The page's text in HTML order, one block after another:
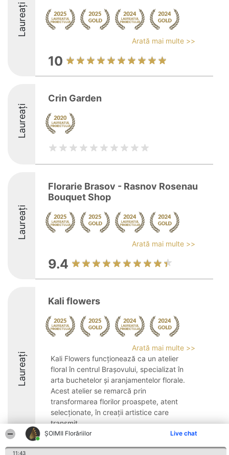
ȘOIMII Florăriilor Live chat
11:43
Laureați
Arată mai multe >>
10
Laureați
Crin Garden
Laureați
Florarie Brasov - Rasnov Rosenau
Bouquet Shop
Arată mai multe >>
9.4
Laureați
Kali flowers
Arată mai multe >>
Kali Flowers funcționează ca un atelier
floral în centrul Brașovului, specializat în
arta buchetelor și aranjamentelor florale.
Acest atelier se remarcă prin
transformarea florilor proaspete, atent
selecționate, în creații artistice care
transmit ...
10